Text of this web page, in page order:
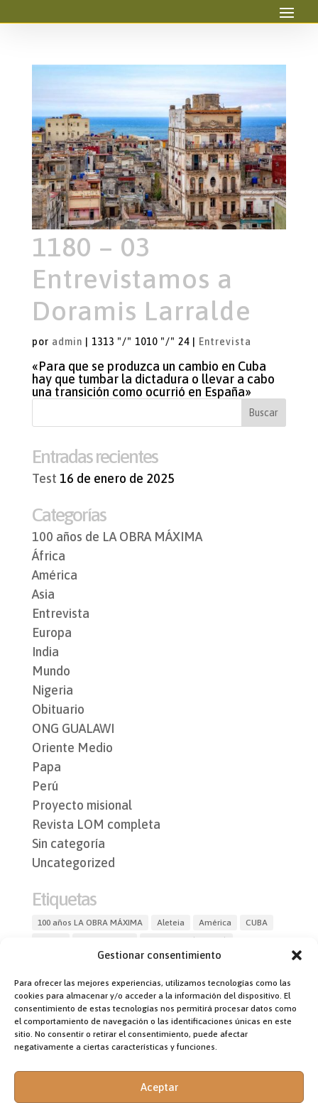
Gestionar consentimiento
Para ofrecer las mejores experiencias, utilizamos tecnologías como las
cookies para almacenar y/o acceder a la información del dispositivo. El
consentimiento de estas tecnologías nos permitirá procesar datos como
el comportamiento de navegación o las identificaciones únicas en este
sitio. No consentir o retirar el consentimiento, puede afectar
negativamente a ciertas características y funciones.
Aceptar
1180 – 03
Entrevistamos a
Doramis Larralde
por admin 1313 "/" 1010 "/" 24| Entrevista
«Para que se produzca un cambio en Cuba
hay que tumbar la dictadura o llevar a cabo
una transición como ocurrió en España»
Entradas recientes
Test 16 de enero de 2025
Categorías
100 años de LA OBRA MÁXIMA
África
América
Asia
Entrevista
Europa
India
Mundo
Nigeria
Obituario
ONG GUALAWI
Oriente Medio
Papa
Perú
Proyecto misional
Revista LOM completa
Sin categoría
Uncategorized
Etiquetas
100 años LA OBRA MÁXIMA Aleteia América
CUBA
Hermanos todos (03.10.20)
La fraternidad humana
ONG GUALAWI
ONG OSCAR de Perú
Oriente Medio
OSCAR de Perú
paz con Eritrea Pediatra
portada
Proyecto Misional Venezuela
Visita a Irak
África
África subsahariana